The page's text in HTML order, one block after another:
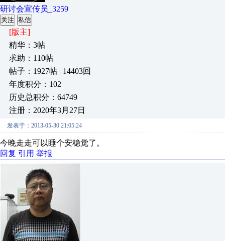
研讨会宣传员_3259
关注 私信
[版主]
精华：3帖
求助：110帖
帖子：1927帖 | 14403回
年度积分：102
历史总积分：64749
注册：2020年3月27日
发表于：2013-05-30 21:05:24
今晚走走可以睡个安稳觉了。
回复 引用 举报